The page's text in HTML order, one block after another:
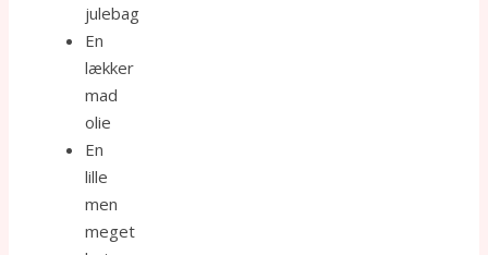
julebag
En
lækker
mad
olie
En
lille
men
meget